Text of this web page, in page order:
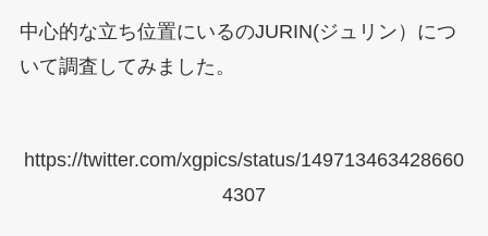
中心的な立ち位置にいるのJURIN(ジュリン）につ
いて調査してみました。
https://twitter.com/xgpics/status/149713463428660
4307